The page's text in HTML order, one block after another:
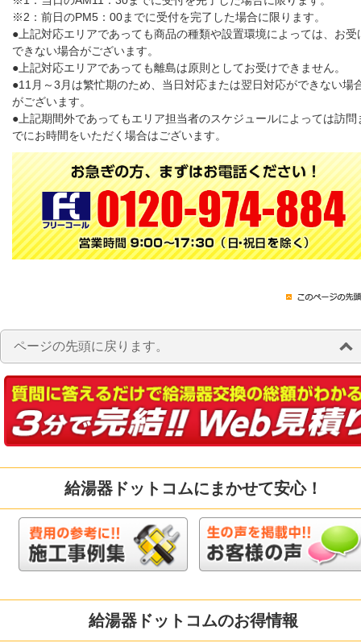
※2：前日のPM5：00までに受付を完了した場合に限ります。
●上記対応エリアであっても商品の種類や設置環境によっては、お受
できない場合がございます。
●上記対応エリアであっても離島は原則としてお受けできません。
●11月～3月は繁忙期のため、当日対応または翌日対応ができない場
がございます。
●上記期間外であってもエリア担当者のスケジュールによっては訪問
でにお時間をいただく場合はございます。
ページの先頭に戻ります。
給湯器ドットコムにまかせて安心！
給湯器ドットコムのお得情報